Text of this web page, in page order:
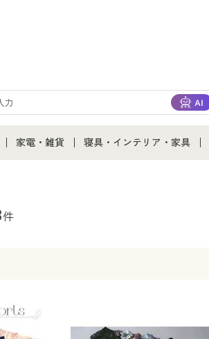
ァッション
家電・雑貨 寝具・インテリア・家具
件